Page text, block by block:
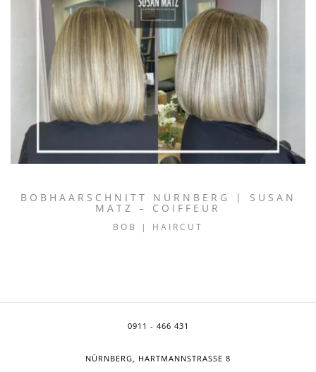
BOBHAARSCHNITT NÜRNBERG | SUSAN
MATZ – COIFFEUR
BOB | HAIRCUT
0911 - 466 431
NÜRNBERG, HARTMANNSTRASSE 8